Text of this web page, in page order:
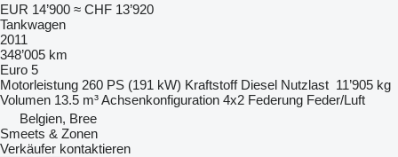
EUR 14’900 ≈ CHF 13’920
Tankwagen
2011
348’005 km
Euro 5
Motorleistung 260 PS (191 kW) Kraftstoff Diesel Nutzlast 11’905 kg
Volumen 13.5 m³Achsenkonfiguration 4x2 Federung Feder/Luft
Belgien, Bree
Smeets & Zonen
Verkäufer kontaktieren